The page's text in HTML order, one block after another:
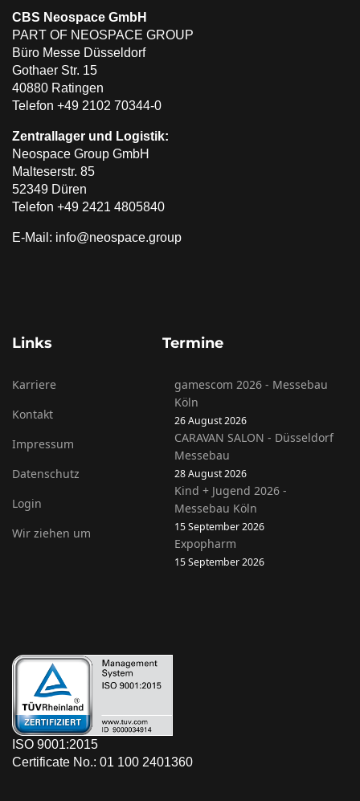
CBS Neospace GmbH
PART OF NEOSPACE GROUP
Büro Messe Düsseldorf
Gothaer Str. 15
40880 Ratingen
Telefon +49 2102 70344-0
Zentrallager und Logistik:
Neospace Group GmbH
Malteserstr. 85
52349 Düren
Telefon +49 2421 4805840
E-Mail: info@neospace.group
Links
Karriere
Kontakt
Impressum
Datenschutz
Login
Wir ziehen um
Termine
gamescom 2026 - Messebau
Köln
26 August 2026
CARAVAN SALON - Düsseldorf
Messebau
28 August 2026
Kind + Jugend 2026 -
Messebau Köln
15 September 2026
Expopharm
15 September 2026
ISO 9001:2015
Certificate No.: 01 100 2401360